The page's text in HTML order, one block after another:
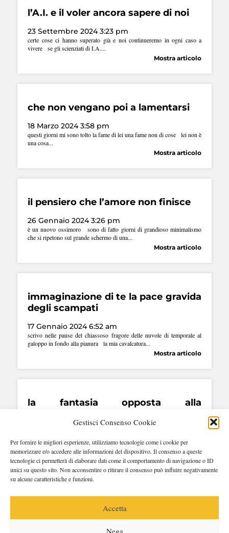
Gestisci Consenso Cookie
Per fornire le migliori esperienze, utilizziamo tecnologie come i cookie per
memorizzare e/o accedere alle informazioni del dispositivo. Il consenso a queste
tecnologie ci permetterà di elaborare dati come il comportamento di navigazione o ID
unici su questo sito. Non acconsentire o ritirare il consenso può influire negativamente
su alcune caratteristiche e funzioni.
Accetta
Nega
l’A.I. e il voler ancora sapere di noi
23 Settembre 2024 3:23 pm
certe cose ci hanno superato già e noi continueremo in ogni caso a
vivere se gli scienziati di I.A....
Mostra articolo
che non vengano poi a lamentarsi
18 Marzo 2024 3:58 pm
questi giorni mi sono tolto la fame di lei una fame non di cose lei non è
una cosa...
Mostra articolo
il pensiero che l’amore non finisce
26 Gennaio 2024 3:26 pm
è un nuovo ossimoro sono di fatto giorni di grandioso minimalismo
che si ripetono sul grande schermo di una...
Mostra articolo
immaginazione di te la pace gravida
degli scampati
17 Gennaio 2024 6:52 am
scrivo nelle pause del chiassoso fragore delle nuvole di temporale al
galoppo in fondo alla pianura la mia cavalcatura...
Mostra articolo
la fantasia opposta alla
così come l’amore fisico venne gradito a cambiare il pensiero e di certo
non mi pentìi di quella intrusione ...
Mostra articolo